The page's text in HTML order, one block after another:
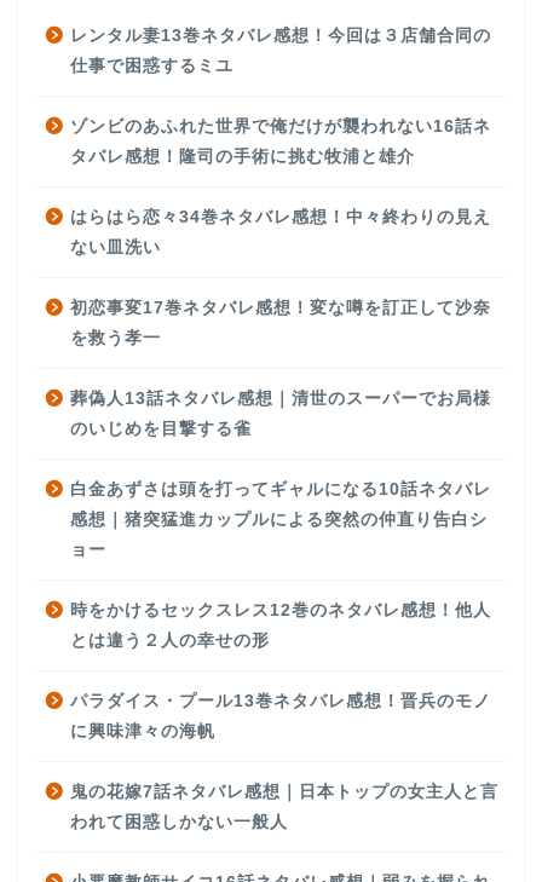
レンタル妻13巻ネタバレ感想！今回は３店舗合同の
仕事で困惑するミユ
ゾンビのあふれた世界で俺だけが襲われない16話ネ
タバレ感想！隆司の手術に挑む牧浦と雄介
はらはら恋々34巻ネタバレ感想！中々終わりの見え
ない皿洗い
初恋事変17巻ネタバレ感想！変な噂を訂正して沙奈
を救う孝一
葬偽人13話ネタバレ感想｜清世のスーパーでお局様
のいじめを目撃する雀
白金あずさは頭を打ってギャルになる10話ネタバレ
感想｜猪突猛進カップルによる突然の仲直り告白シ
ョー
時をかけるセックスレス12巻のネタバレ感想！他人
とは違う２人の幸せの形
パラダイス・プール13巻ネタバレ感想！晋兵のモノ
に興味津々の海帆
鬼の花嫁7話ネタバレ感想｜日本トップの女主人と言
われて困惑しかない一般人